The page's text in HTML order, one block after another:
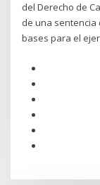
del Derecho de
de una sentencia
bases para el